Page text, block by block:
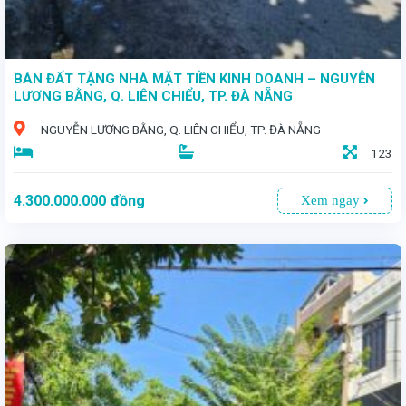
BÁN ĐẤT TẶNG NHÀ MẶT TIỀN KINH DOANH – NGUYỄN
LƯƠNG BẰNG, Q. LIÊN CHIỂU, TP. ĐÀ NẴNG
NGUYỄN LƯƠNG BẰNG, Q. LIÊN CHIỂU, TP. ĐÀ NẴNG
123
4.300.000.000 đồng Xem ngay